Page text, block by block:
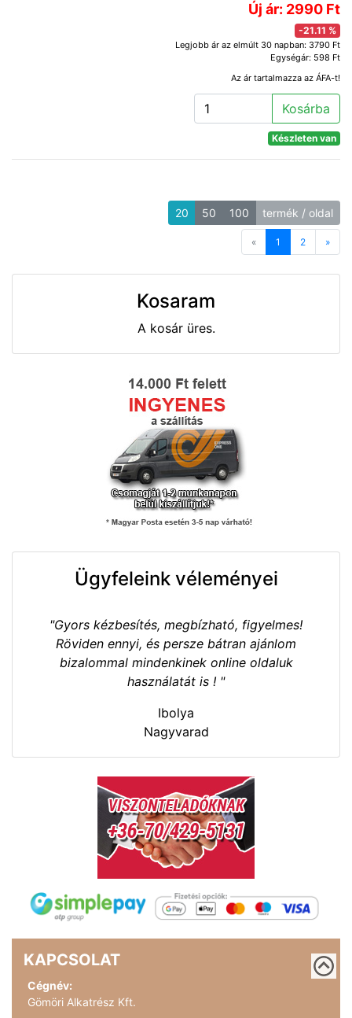
Új ár: 2990 Ft
-21.11 %
Legjobb ár az elmúlt 30 napban: 3790 Ft
Egységár: 598 Ft
Az ár tartalmazza az ÁFA-t!
Kosárba
Készleten van
20 50 100 termék / oldal
« Previous
1 2 »
Kosaram
A kosár üres.
Ügyfeleink véleményei
"Gyors kézbesítés, megbízható, figyelmes!
Röviden ennyi, és persze bátran ajánlom
bizalommal mindenkinek online oldaluk
használatát is ! "
Ibolya
Nagyvarad
KAPCSOLAT
Cégnév:
Gömöri Alkatrész Kft.